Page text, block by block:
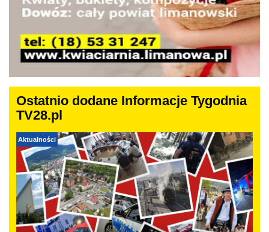
Ostatnio dodane Informacje Tygodnia
TV28.pl
Aktualności